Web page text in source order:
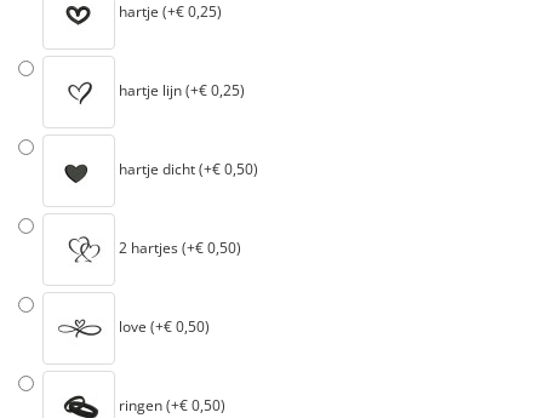
hartje (+€ 0,25)
hartje lijn (+€ 0,25)
hartje dicht (+€ 0,50)
2 hartjes (+€ 0,50)
love (+€ 0,50)
ringen (+€ 0,50)